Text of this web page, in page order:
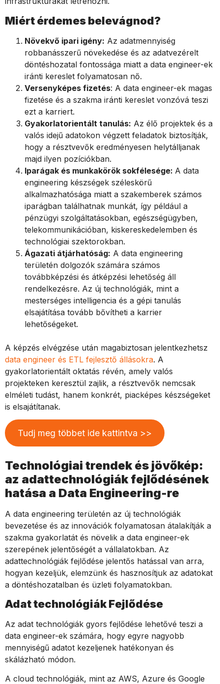
Miért érdemes belevágnod?
Növekvő ipari igény: Az adatmennyiség
robbanásszerű növekedése és az adatvezérelt
döntéshozatal fontossága miatt a data engineer-ek
iránti kereslet folyamatosan nő.
Versenyképes fizetés: A data engineer-ek magas
fizetése és a szakma iránti kereslet vonzóvá teszi
ezt a karriert.
Gyakorlatorientált tanulás: Az élő projektek és a
valós idejű adatokon végzett feladatok biztosítják,
hogy a résztvevők eredményesen helytálljanak
majd ilyen pozíciókban.
Iparágak és munkakörök sokfélesége: A data
engineering készségek széleskörű
alkalmazhatósága miatt a szakemberek számos
iparágban találhatnak munkát, így például a
pénzügyi szolgáltatásokban, egészségügyben,
telekommunikációban, kiskereskedelemben és
technológiai szektorokban.
Ágazati átjárhatóság: A data engineering
területén dolgozók számára számos
továbbképzési és átképzési lehetőség áll
rendelkezésre. Az új technológiák, mint a
mesterséges intelligencia és a gépi tanulás
elsajátítása tovább bővítheti a karrier
lehetőségeket.
A képzés elvégzése után magabiztosan jelentkezhetsz
data engineer és ETL fejlesztő állásokra. A
gyakorlatorientált oktatás révén, amely valós
projekteken keresztül zajlik, a résztvevők nemcsak
elméleti tudást, hanem konkrét, piacképes készségeket
is elsajátítanak.
Tudj meg többet ide kattintva >>
Technológiai trendek és jövőkép:
az adattechnológiák fejlődésének
hatása a Data Engineering-re
A data engineering területén az új technológiák
bevezetése és az innovációk folyamatosan átalakítják a
szakma gyakorlatát és növelik a data engineer-ek
szerepének jelentőségét a vállalatokban. Az
adattechnológiák fejlődése jelentős hatással van arra,
hogyan kezeljük, elemzünk és hasznosítjuk az adatokat
a döntéshozatalban és üzleti folyamatokban.
Adat technológiák Fejlődése
Az adat technológiák gyors fejlődése lehetővé teszi a
data engineer-ek számára, hogy egyre nagyobb
mennyiségű adatot kezeljenek hatékonyan és
skálázható módon.
A cloud technológiák, mint az AWS, Azure és Google